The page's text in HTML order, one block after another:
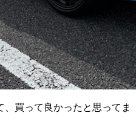
買って良かったと思ってま